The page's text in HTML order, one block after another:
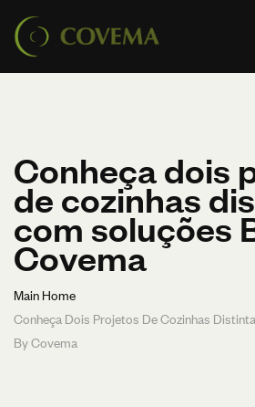
Conheça dois
de cozinhas
com soluções
Covema
Main Home
Conheça Dois Projetos De Cozinhas
By Covema